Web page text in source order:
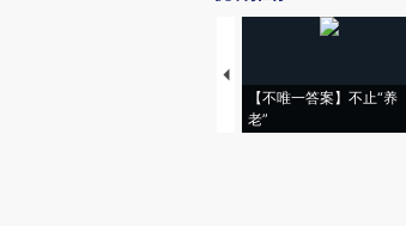
【不唯一答案】不止“养
老”